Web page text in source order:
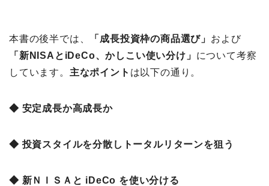
本書の後半では、 「成長投資枠の商品選び 」 および
「新NISAとiDeCo、かしこい使い分け」 について考察
しています。 主なポイント は以下の通り。
◆ 安定成長か高成長か
◆ 投資スタイルを分散しトータルリターンを狙う
◆ 新ＮＩＳＡと iDeCo を使い分ける